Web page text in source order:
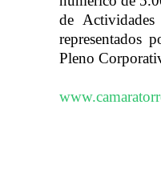
de Actividades
representados
Pleno